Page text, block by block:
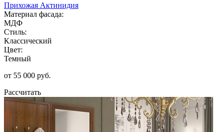
Прихожая Актинидия
Материал фасада:
МДФ
Стиль:
Классический
Цвет:
Темный
от 55 000 руб.
Рассчитать